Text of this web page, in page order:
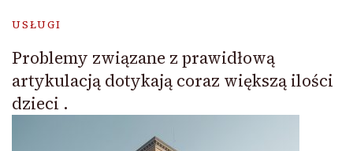
USŁUGI
Problemy związane z prawidłową
artykulacją dotykają coraz większą ilości
dzieci .